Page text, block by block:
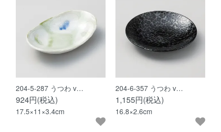
204-5-287 うつわ v…
924円(税込)
17.5×11×3.4cm
204-6-357 うつわ v…
1,155円(税込)
16.8×2.6cm